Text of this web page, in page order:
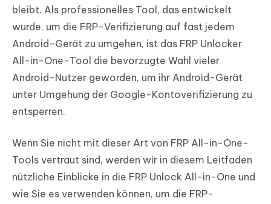
bleibt. Als professionelles Tool, das entwickelt
wurde, um die FRP-Verifizierung auf fast jedem
Android-Gerät zu umgehen, ist das FRP Unlocker
All-in-One-Tool die bevorzugte Wahl vieler
Android-Nutzer geworden, um ihr Android-Gerät
unter Umgehung der Google-Kontoverifizierung zu
entsperren.
Wenn Sie nicht mit dieser Art von FRP All-in-One-
Tools vertraut sind, werden wir in diesem Leitfaden
nützliche Einblicke in die FRP Unlock All-in-One und
wie Sie es verwenden können, um die FRP-